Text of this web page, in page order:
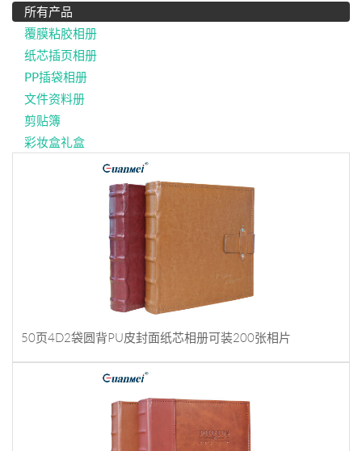
所有产品
覆膜粘胶相册
纸芯插页相册
PP插袋相册
文件资料册
剪贴簿
彩妆盒礼盒
50页4D2袋圆背PU皮封面纸芯相册可装200张相片